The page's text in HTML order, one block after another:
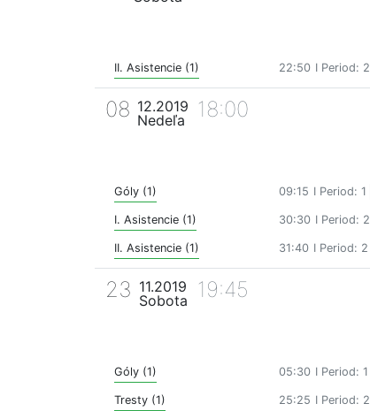
II. Asistencie (1) 22:50 I Period: 2
08 12.2019
Nedeľa
18:00
Góly (1) 09:15 I Period: 1
I. Asistencie (1) 30:30 I Period: 2
II. Asistencie (1) 31:40 I Period: 2
23 11.2019
Sobota
19:45
Góly (1) 05:30 I Period: 1
Tresty (1) 25:25 I Period: 2